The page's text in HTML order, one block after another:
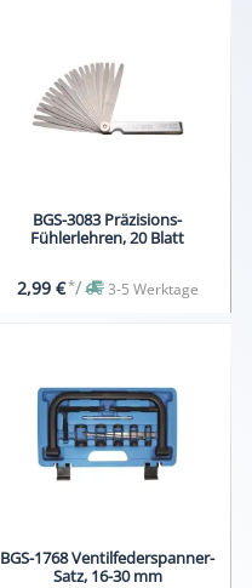
BGS-3083 Präzisions-
Fühlerlehren, 20 Blatt
2,99 €*/ 3-5 Werktage
BGS-1768 Ventilfederspanner-
Satz, 16-30 mm